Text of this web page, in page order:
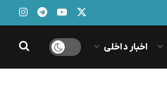
اخبار داخلی